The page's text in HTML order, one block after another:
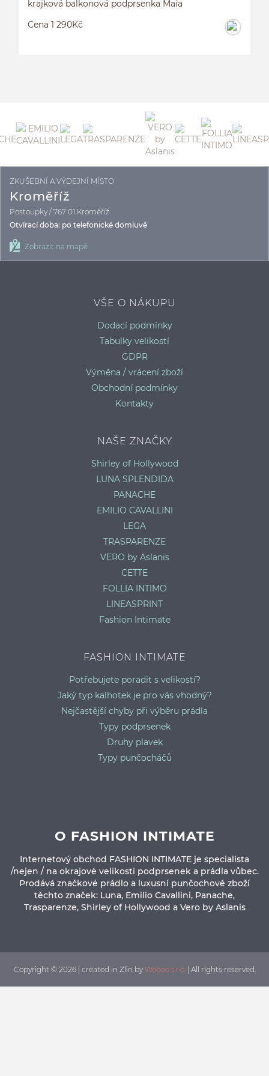
krajková balkonová podprsenka Maia
Cena 1 290Kč
ZKUŠEBNÍ A VÝDEJNÍ MÍSTO
Kroměříž
Postoupky / 767 01 Kroměříž
Otvírací doba: po telefonické domluvě
Zobrazit na mapě
VŠE O NÁKUPU
Dodací podmínky
Tabulky velikostí
GDPR
Výměna / vrácení zboží
Obchodní podmínky
Kontakty
NAŠE ZNAČKY
Shirley of Hollywood
LUNA SPLENDIDA
PANACHE
EMILIO CAVALLINI
LEGA
TRASPARENZE
VERO by Aslanis
CETTE
FOLLIA INTIMO
LINEASPRINT
Fashion Intimate
FASHION INTIMATE
Potřebujete poradit s velikostí?
Jaký typ kalhotek je pro vás vhodný?
Nejčastější chyby při výběru prádla
Typy podprsenek
Druhy plavek
Typy punčocháčů
O FASHION INTIMATE
Internetový obchod FASHION INTIMATE je specialista
/nejen / na okrajové velikosti podprsenek a prádla vůbec.
Prodává značkové prádlo a luxusní punčochové zboží
těchto značek: Luna, Emilio Cavallini, Panache,
Trasparenze, Shirley of Hollywood a Vero by Aslanis
Copyright © 2026 | created in Zlin by Weboo s.r.o. | All rights reserved.